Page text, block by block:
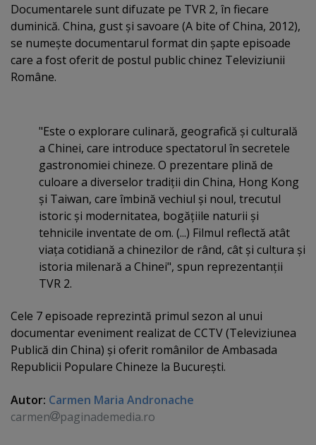
Documentarele sunt difuzate pe TVR 2, în fiecare
duminică. China, gust şi savoare (A bite of China, 2012),
se numeşte documentarul format din şapte episoade
care a fost oferit de postul public chinez Televiziunii
Române.
"Este o explorare culinară, geografică şi culturală
a Chinei, care introduce spectatorul în secretele
gastronomiei chineze. O prezentare plină de
culoare a diverselor tradiţii din China, Hong Kong
şi Taiwan, care îmbină vechiul şi noul, trecutul
istoric şi modernitatea, bogăţiile naturii şi
tehnicile inventate de om. (...) Filmul reflectă atât
viaţa cotidiană a chinezilor de rând, cât şi cultura şi
istoria milenară a Chinei", spun reprezentanţii
TVR 2.
Cele 7 episoade reprezintă primul sezon al unui
documentar eveniment realizat de CCTV (Televiziunea
Publică din China) şi oferit românilor de Ambasada
Republicii Populare Chineze la Bucureşti.
Autor: Carmen Maria Andronache
carmen
paginademedia.ro